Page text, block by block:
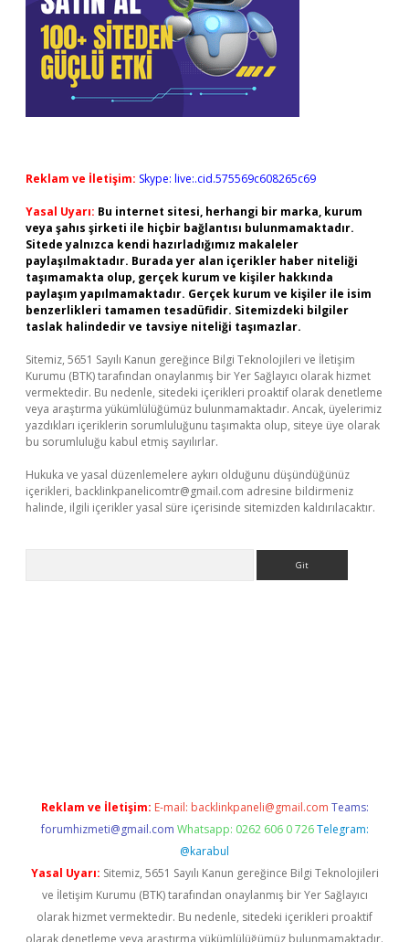
Reklam ve İletişim: Skype: live:.cid.575569c608265c69
Yasal Uyarı: Bu internet sitesi, herhangi bir marka, kurum
veya şahıs şirketi ile hiçbir bağlantısı bulunmamaktadır.
Sitede yalnızca kendi hazırladığımız makaleler
paylaşılmaktadır. Burada yer alan içerikler haber niteliği
taşımamakta olup, gerçek kurum ve kişiler hakkında
paylaşım yapılmamaktadır. Gerçek kurum ve kişiler ile isim
benzerlikleri tamamen tesadüfidir. Sitemizdeki bilgiler
taslak halindedir ve tavsiye niteliği taşımazlar.
Sitemiz, 5651 Sayılı Kanun gereğince Bilgi Teknolojileri ve İletişim
Kurumu (BTK) tarafından onaylanmış bir Yer Sağlayıcı olarak hizmet
vermektedir. Bu nedenle, sitedeki içerikleri proaktif olarak denetleme
veya araştırma yükümlülüğümüz bulunmamaktadır. Ancak, üyelerimiz
yazdıkları içeriklerin sorumluluğunu taşımakta olup, siteye üye olarak
bu sorumluluğu kabul etmiş sayılırlar.
Hukuka ve yasal düzenlemelere aykırı olduğunu düşündüğünüz
içerikleri, backlinkpanelicomtr@gmail.com adresine bildirmeniz
halinde, ilgili içerikler yasal süre içerisinde sitemizden kaldırılacaktır.
Reklam ve İletişim: E-mail: backlinkpaneli@gmail.com Teams:
forumhizmeti@gmail.com Whatsapp: 0262 606 0 726 Telegram:
@karabul
Yasal Uyarı: Sitemiz, 5651 Sayılı Kanun gereğince Bilgi Teknolojileri
ve İletişim Kurumu (BTK) tarafından onaylanmış bir Yer Sağlayıcı
olarak hizmet vermektedir. Bu nedenle, sitedeki içerikleri proaktif
olarak denetleme veya araştırma yükümlülüğümüz bulunmamaktadır.